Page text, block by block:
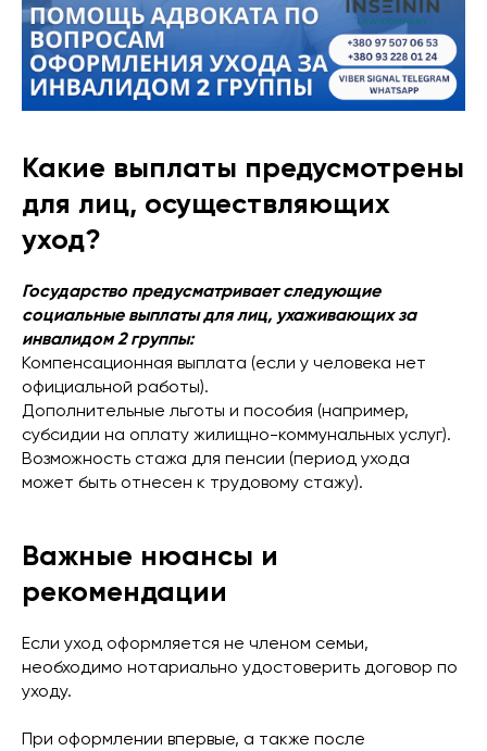
Какие выплаты предусмотрены
для лиц, осуществляющих
уход?
Государство предусматривает следующие
социальные выплаты для лиц, ухаживающих за
инвалидом 2 группы:
Компенсационная выплата (если у человека нет
официальной работы).
Дополнительные льготы и пособия (например,
субсидии на оплату жилищно-коммунальных услуг).
Возможность стажа для пенсии (период ухода
может быть отнесен к трудовому стажу).
Важные нюансы и
рекомендации
Если уход оформляется не членом семьи,
необходимо нотариально удостоверить договор по
уходу.
При оформлении впервые, а также после